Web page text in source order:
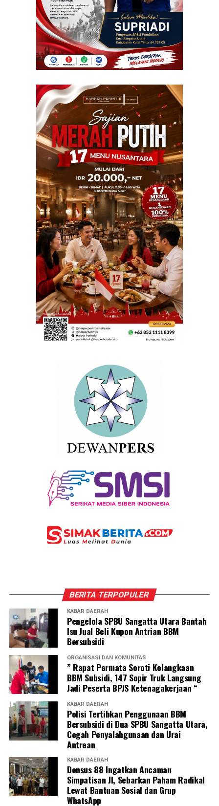
BERITA TERPOPULER
KABAR DAERAH
Pengelola SPBU Sangatta Utara Bantah
Isu Jual Beli Kupon Antrian BBM
Bersubsidi
ORGANISASI DAN KOMUNITAS
” Rapat Permata Soroti Kelangkaan
BBM Subsidi, 147 Sopir Truk Langsung
Jadi Peserta BPJS Ketenagakerjaan “
KABAR DAERAH
Polisi Tertibkan Penggunaan BBM
Bersubsidi di Dua SPBU Sangatta Utara,
Cegah Penyalahgunaan dan Urai
Antrean
KABAR DAERAH
Densus 88 Ingatkan Ancaman
Simpatisan JI, Sebarkan Paham Radikal
Lewat Bantuan Sosial dan Grup
WhatsApp